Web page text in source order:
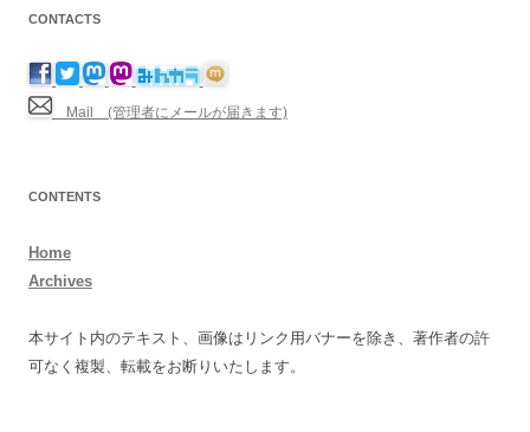
CONTACTS
Mail (管理者にメールが届きます)
CONTENTS
Home
Archives
本サイト内のテキスト、画像はリンク用バナーを除き、著作者の許
可なく複製、転載をお断りいたします。